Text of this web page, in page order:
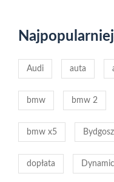
Audi auta
bmw bmw 2
bmw x5
dopłata